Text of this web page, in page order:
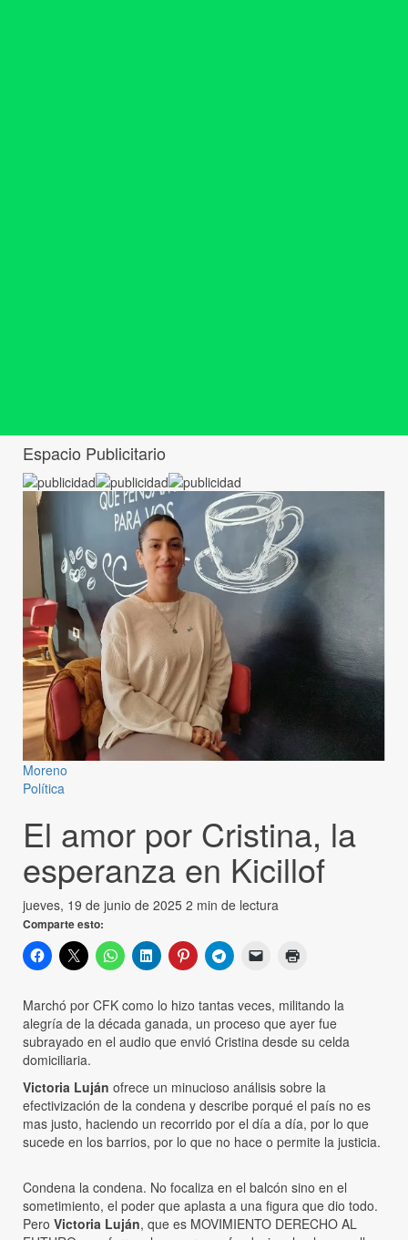
Espacio Publicitario
Moreno
Política
El amor por Cristina, la
esperanza en Kicillof
jueves, 19 de junio de 2025 2 min de lectura
Comparte esto:
Marchó por CFK como lo hizo tantas veces, militando la
alegría de la década ganada, un proceso que ayer fue
subrayado en el audio que envió Cristina desde su celda
domiciliaria.
Victoria Luján ofrece un minucioso análisis sobre la
efectivización de la condena y describe porqué el país no es
mas justo, haciendo un recorrido por el día a día, por lo que
sucede en los barrios, por lo que no hace o permite la justicia.
Condena la condena. No focaliza en el balcón sino en el
sometimiento, el poder que aplasta a una figura que dio todo.
Pero Victoria Luján, que es MOVIMIENTO DERECHO AL